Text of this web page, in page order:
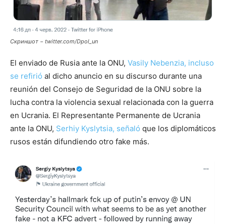
Скриншот − twitter.com/Dpol_un
El enviado de Rusia ante la ONU, Vasily Nebenzia, incluso
se refirió al dicho anuncio en su discurso durante una
reunión del Consejo de Seguridad de la ONU sobre la
lucha contra la violencia sexual relacionada con la guerra
en Ucrania. El Representante Permanente de Ucrania
ante la ONU, Serhiy Kyslytsia, señaló que los diplomáticos
rusos están difundiendo otro fake más.